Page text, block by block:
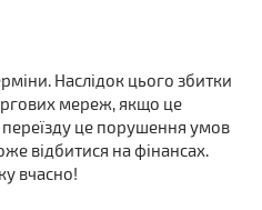
Наслідок цього збитки
мереж, якщо це
переїзду це порушення умов
відбитися на фінансах.
вчасно!